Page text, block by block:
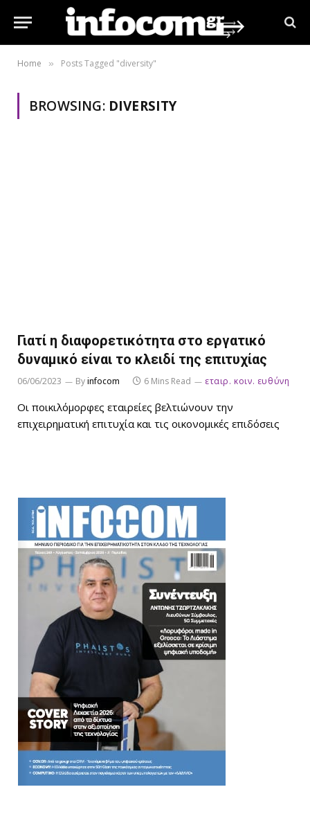
Home » Posts Tagged "diversity"
BROWSING: DIVERSITY
Γιατί η διαφορετικότητα στο εργατικό
δυναμικό είναι το κλειδί της επιτυχίας
06/06/2023 Byinfocom 6 Mins Read εταιρ. κοιν. ευθύνη
Οι ποικιλόμορφες εταιρείες βελτιώνουν την
επιχειρηματική επιτυχία και τις οικονομικές επιδόσεις